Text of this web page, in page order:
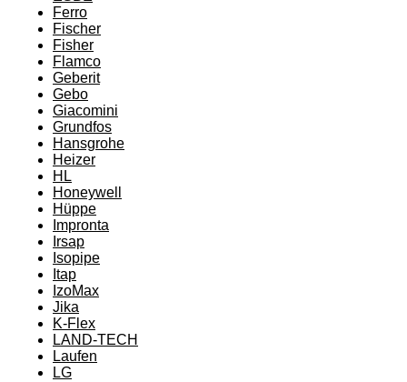
Ferro
Fischer
Fisher
Flamco
Geberit
Gebo
Giacomini
Grundfos
Hansgrohe
Heizer
HL
Honeywell
Hüppe
Impronta
Irsap
Isopipe
Itap
IzoMax
Jika
K-Flex
LAND-TECH
Laufen
LG